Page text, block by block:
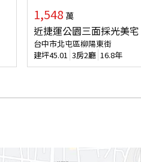
1,548 萬
近捷運公園三面採光美宅
台中市北屯區柳陽東街
建坪45.01 3房2廳 16.8年